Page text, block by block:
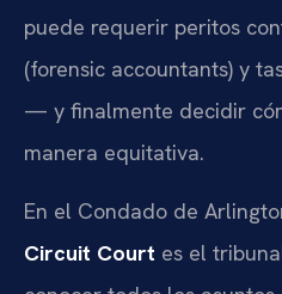
puede requerir peritos
(forensic accountants) y
— y finalmente decidir
manera equitativa.
En el Condado de
Circuit Court es el